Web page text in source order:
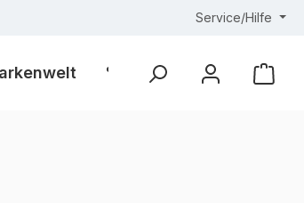
Service/Hilfe
% Outlet %